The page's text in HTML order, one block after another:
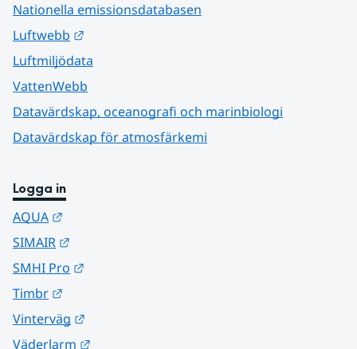
Nationella emissionsdatabasen
Luftwebb
Luftmiljödata
VattenWebb
Datavärdskap, oceanografi och marinbiologi
Datavärdskap för atmosfärkemi
Logga in
AQUA
SIMAIR
SMHI Pro
Timbr
Vinterväg
Väderlarm